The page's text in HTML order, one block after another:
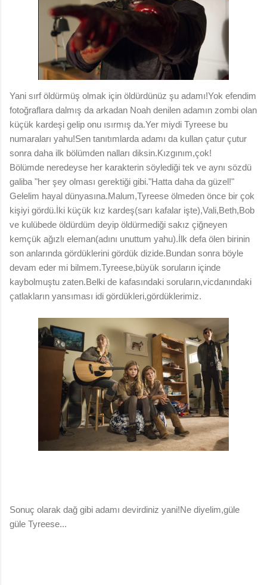
Yani sırf öldürmüş olmak için öldürdünüz şu adamı!Yok efendim
fotoğraflara dalmış da arkadan Noah denilen adamın zombi olan
küçük kardeşi gelip onu ısırmış da.Yer miydi Tyreese bu
numaraları yahu!Sen tanıtımlarda adamı da kullan çatur çutur
sonra daha ilk bölümden nalları diksin.Kızgınım,çok!
Bölümde neredeyse her karakterin söylediği tek ve aynı sözdü
galiba "her şey olması gerektiği gibi."Hatta daha da güzel!"
Gelelim hayal dünyasına.Malum,Tyreese ölmeden önce bir çok
kişiyi gördü.İki küçük kız kardeş(sarı kafalar işte),Vali,Beth,Bob
ve kulübede öldürdüm deyip öldürmediği sakız çiğneyen
kemçük ağızlı eleman(adını unuttum yahu).İlk defa ölen birinin
son anlarında gördüklerini gördük dizide.Bundan sonra böyle
devam eder mi bilmem.Tyreese,büyük soruların içinde
kaybolmuştu zaten.Belki de kafasındaki soruların,vicdanındaki
çatlakların yansıması idi gördükleri,gördüklerimiz.
Sonuç olarak dağ gibi adamı devirdiniz yani!Ne diyelim,güle
güle Tyreese...